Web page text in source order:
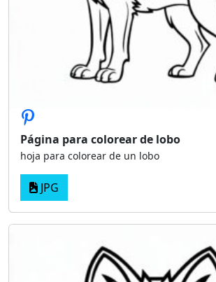
Página para colorear de lobo
hoja para colorear de un lobo
JPG